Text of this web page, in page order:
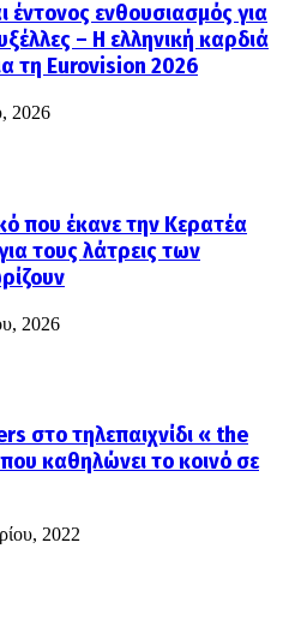
ενθουσιασμός για
– Η ελληνική καρδιά
τη Eurovision 2026
2026
που έκανε την Κερατέα
τους λάτρεις των
2026
στο τηλεπαιχνίδι « the
καθηλώνει το κοινό σε
2022